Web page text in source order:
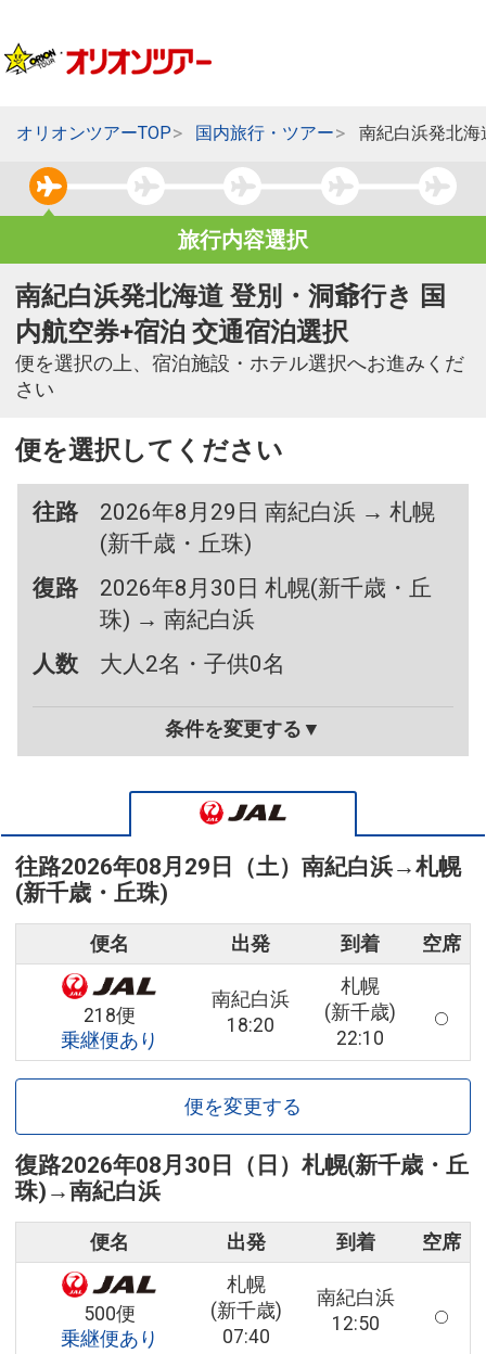
オリオンツアーTOP 国内旅行・ツアー 南紀白浜発北
旅行内容選択
南紀白浜発北海道 登別・洞爺行き 国
内航空券+宿泊 交通宿泊選択
便を選択の上、宿泊施設・ホテル選択へお進みくだ
さい
便を選択してください
往路
2026年8月29日 南紀白浜 → 札幌
(新千歳・丘珠)
復路
2026年8月30日 札幌(新千歳・丘
珠) → 南紀白浜
人数
大人2名・子供0名
条件を変更する▼
往路2026年08月29日（土） 南紀白浜→札幌
(新千歳・丘珠)
便名 出発 到着 空席
218便
乗継便あり
南紀白浜
18:20
札幌
(新千歳)
22:10
便を変更する
復路2026年08月30日（日） 札幌(新千歳・丘
珠) →南紀白浜
便名 出発 到着 空席
500便
乗継便あり
札幌
(新千歳)
07:40
南紀白浜
12:50